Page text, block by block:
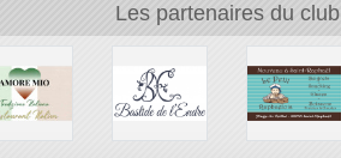
Les partenaires du club